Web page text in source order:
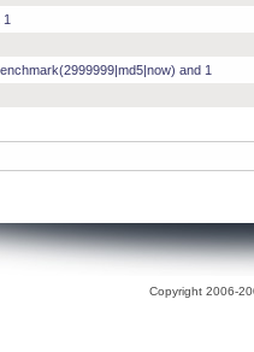
and 1
Copyright 2006-